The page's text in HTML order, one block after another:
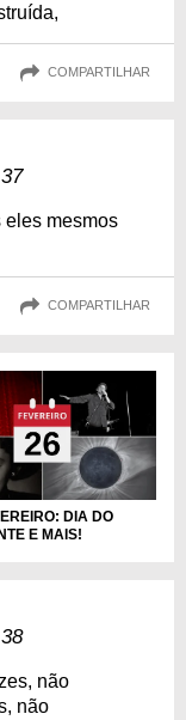
COMPARTILHAR
eles mesmos
COMPARTILHAR
DIA DO
E MAIS!
não
não